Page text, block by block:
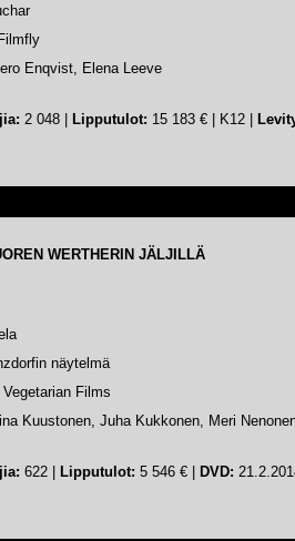
Enqvist, Elena Leeve
2 048 | Lipputulot: 15 183 € | K12 |
WERTHERIN JÄLJILLÄ
näytelmä
Films
Kuustonen, Juha Kukkonen, Meri
622 | Lipputulot: 5 546 € | DVD: